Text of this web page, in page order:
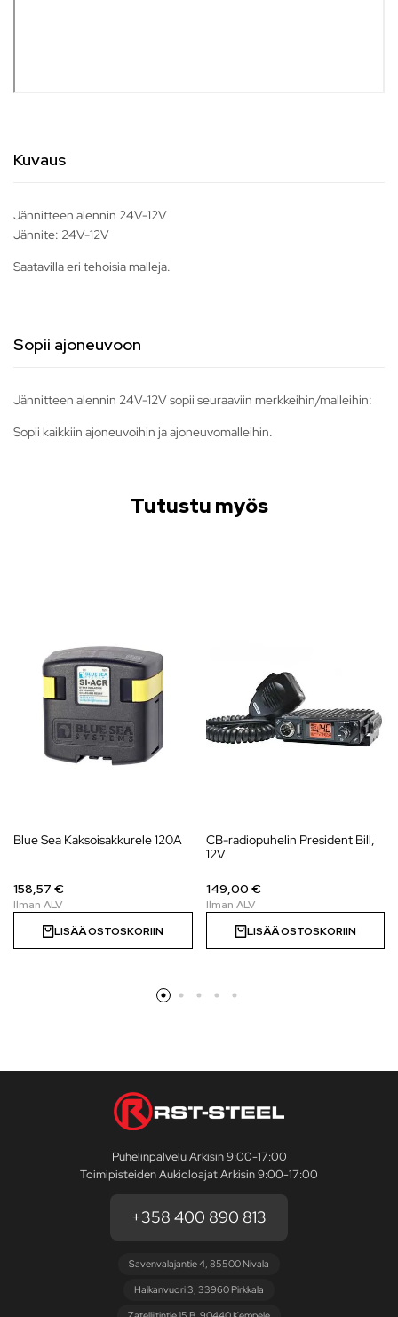
Kuvaus
Jännitteen alennin 24V-12V
Jännite: 24V-12V
Saatavilla eri tehoisia malleja.
Sopii ajoneuvoon
Jännitteen alennin 24V-12V sopii seuraaviin merkkeihin/malleihin:
Sopii kaikkiin ajoneuvoihin ja ajoneuvomalleihin.
Tutustu myös
Blue Sea Kaksoisakkurele 120A
158,57 €
LISÄÄ OSTOSKORIIN
CB-radiopuhelin President Bill,
12V
149,00 €
LISÄÄ OSTOSKORIIN
Puhelinpalvelu Arkisin 9:00-17:00
Toimipisteiden Aukioloajat Arkisin 9:00-17:00
+358 400 890 813
Savenvalajantie 4, 85500 Nivala
Haikanvuori 3, 33960 Pirkkala